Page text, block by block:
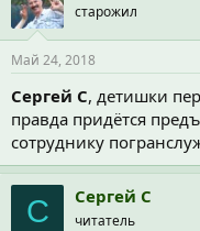
старожил
Май 24, 2018
Cергей C, детишки
правда придётся
сотруднику
C Cергей C
читатель